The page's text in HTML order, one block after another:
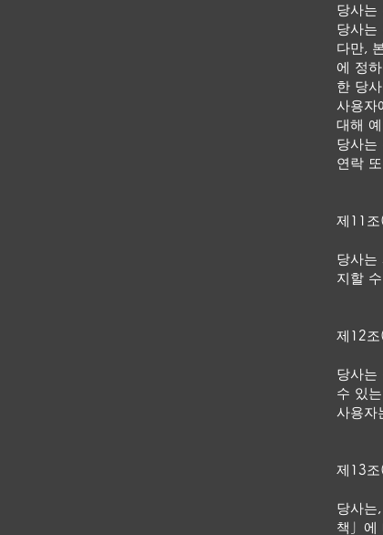
당사는
당사는
다만,
에 정
한 당
사용자
대해
당사는
연락
제11
당사는
지할
제12
당사는
수 있
사용자
제13
당사는
책」에